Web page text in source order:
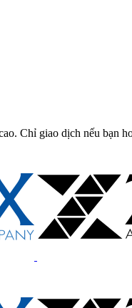
Chỉ giao dịch nếu bạn